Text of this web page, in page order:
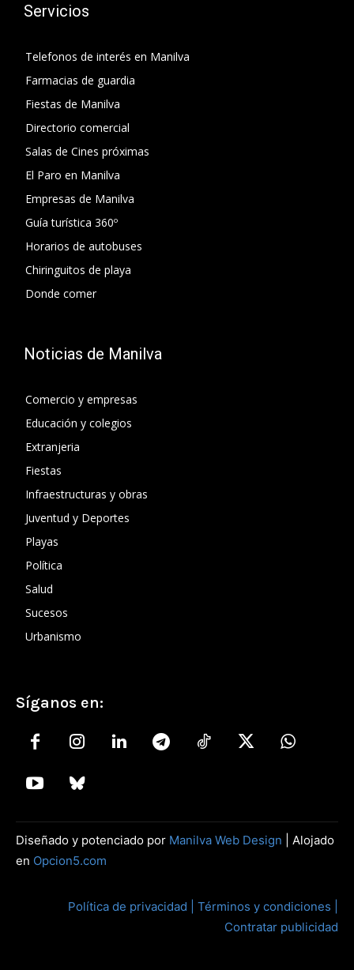
Servicios
Telefonos de interés en Manilva
Farmacias de guardia
Fiestas de Manilva
Directorio comercial
Salas de Cines próximas
El Paro en Manilva
Empresas de Manilva
Guía turística 360º
Horarios de autobuses
Chiringuitos de playa
Donde comer
Noticias de Manilva
Comercio y empresas
Educación y colegios
Extranjeria
Fiestas
Infraestructuras y obras
Juventud y Deportes
Playas
Política
Salud
Sucesos
Urbanismo
Síganos en:
Diseñado y potenciado por Manilva Web Design | Alojado
en Opcion5.com
Política de privacidad | Términos y condiciones |
Contratar publicidad